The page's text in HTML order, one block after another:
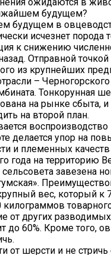
будущем?
будущем в
исчезнет порода
к снижению
Отправной
из крупнейших
–
Тонкорунная
на рынке сбыта,
на второй план.
делается упор на
и племенных
года на территорию
завезена
вес, который к
килограммов
от других
до 60%. Кроме того,
от шерсти и не